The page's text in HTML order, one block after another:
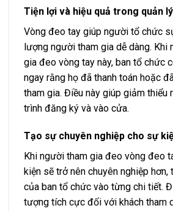
Tiện lợi và hiệu quả trong quản
Vòng đeo tay giúp người tổ chức
lượng người tham gia dễ dàng. Khi
gia đeo vòng tay này, ban tổ chức
ngay rằng họ đã thanh toán hoặc
tham gia. Điều này giúp giảm thiểu
trình đăng ký và vào cửa.
Tạo sự chuyên nghiệp cho sự
Khi người tham gia đeo vòng đeo
kiện sẽ trở nên chuyên nghiệp
của ban tổ chức vào từng chi tiết.
tượng tích cực đối với khách tham